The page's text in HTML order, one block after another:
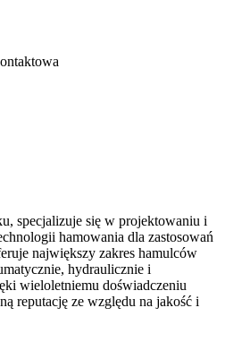
specjalizuje się w projektowaniu i
hamowania dla zastosowań
największy zakres hamulców
hydraulicznie i
wieloletniemu doświadczeniu
reputację ze względu na jakość i